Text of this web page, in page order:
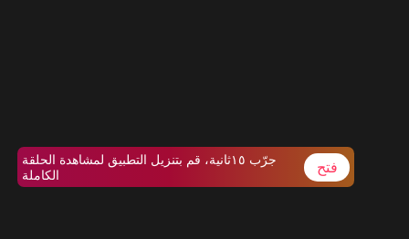
جرّب ١٥ثانية، قم بتنزيل التطبيق لمشاهدة الحلقة
الكاملة
فتح